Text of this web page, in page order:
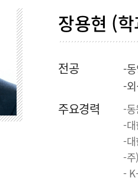
장용현 (
전공
-
-
주요경력
-
-
-
-
-